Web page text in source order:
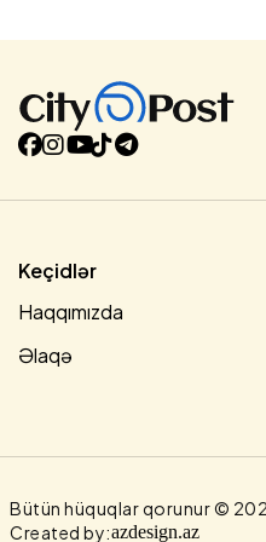
bildirmişəm. Deyirdi ki,
ideologiyası təşkil edir, mən
bildirmişəm. Çünki
Azərbaycan dövləti dünyəvi,
Keçidlər
Haqqımızda
Əlaqə
Bütün hüquqlar qorunur ©
Created by:azdesign.az